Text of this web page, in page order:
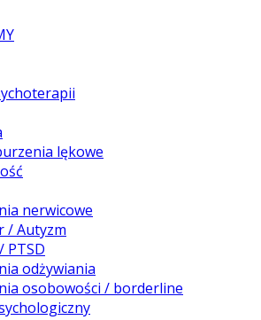
lękowe
nerwicowe
/ Autyzm
PTSD
odżywiania
osobowości / borderline